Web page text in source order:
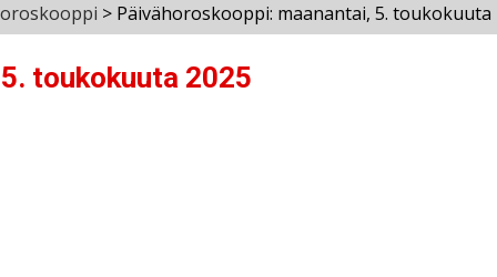
> Päivähoroskooppi: maanantai, 5. toukokuuta
toukokuuta 2025